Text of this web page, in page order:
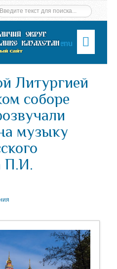
Menu
Литургией
соборе
музыку
П.И.